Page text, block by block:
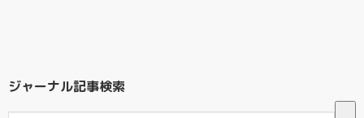
ジャーナル記事検索